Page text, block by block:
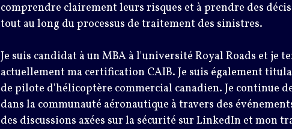
comprendre clairement leurs risques et à prendre des
tout au long du processus de traitement des sinistres.
Je suis candidat à un MBA à l'université Royal Roads et je
actuellement ma certification CAIB. Je suis également
de pilote d'hélicoptère commercial canadien. Je continue
dans la communauté aéronautique à travers des
des discussions axées sur la sécurité sur LinkedIn et mon